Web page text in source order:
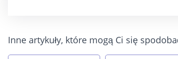
Inne artykuły, które mogą Ci się